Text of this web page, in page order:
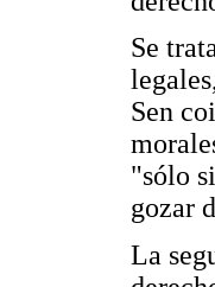
Se
Sen
"sólo
gozar
La